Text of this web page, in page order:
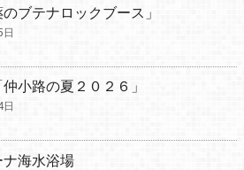
のブテナロックブース」
仲小路の夏２０２６」
海水浴場